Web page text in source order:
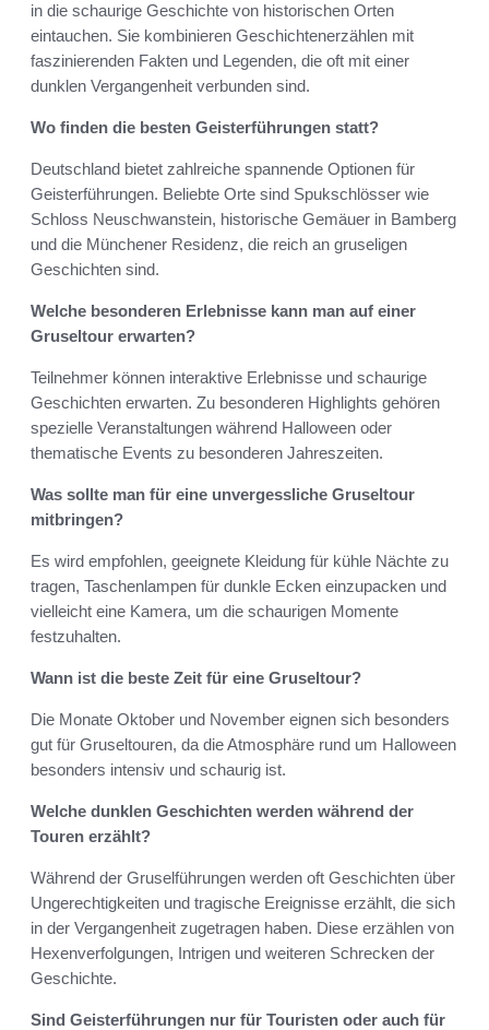
in die schaurige Geschichte von historischen Orten
eintauchen. Sie kombinieren Geschichtenerzählen mit
faszinierenden Fakten und Legenden, die oft mit einer
dunklen Vergangenheit verbunden sind.
Wo finden die besten Geisterführungen statt?
Deutschland bietet zahlreiche spannende Optionen für
Geisterführungen. Beliebte Orte sind Spukschlösser wie
Schloss Neuschwanstein, historische Gemäuer in Bamberg
und die Münchener Residenz, die reich an gruseligen
Geschichten sind.
Welche besonderen Erlebnisse kann man auf einer
Gruseltour erwarten?
Teilnehmer können interaktive Erlebnisse und schaurige
Geschichten erwarten. Zu besonderen Highlights gehören
spezielle Veranstaltungen während Halloween oder
thematische Events zu besonderen Jahreszeiten.
Was sollte man für eine unvergessliche Gruseltour
mitbringen?
Es wird empfohlen, geeignete Kleidung für kühle Nächte zu
tragen, Taschenlampen für dunkle Ecken einzupacken und
vielleicht eine Kamera, um die schaurigen Momente
festzuhalten.
Wann ist die beste Zeit für eine Gruseltour?
Die Monate Oktober und November eignen sich besonders
gut für Gruseltouren, da die Atmosphäre rund um Halloween
besonders intensiv und schaurig ist.
Welche dunklen Geschichten werden während der
Touren erzählt?
Während der Gruselführungen werden oft Geschichten über
Ungerechtigkeiten und tragische Ereignisse erzählt, die sich
in der Vergangenheit zugetragen haben. Diese erzählen von
Hexenverfolgungen, Intrigen und weiteren Schrecken der
Geschichte.
Sind Geisterführungen nur für Touristen oder auch für